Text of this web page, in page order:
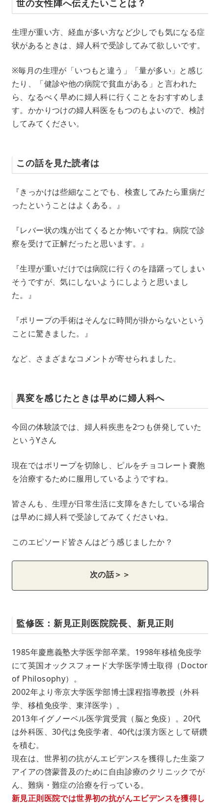
世の女性陣へ伝えたいことは？
生理が重い方、経血が多い方など少しでも気になる症
状があるときは、婦人科で受診してみて欲しいです。
※毎月の生理が「いつもと違う」「量が多い」と感じ
たり、「健診や他の病院で貧血がある」と言われた
ら、なるべく早めに婦人科に行くことをおすすめしま
す。かかりつけの婦人科医をもつのもよいので、検討
してみてください。
この話を見た読者は
『きっかけは些細なことでも、検査してみたら重病だ
ったということはよくある。』
『レバー状の塊が出てくるとか怖いですね。病院で診
察を受けて正解だったと思います。』
『生理が重いだけでは病院に行くのを躊躇ってしまい
そうですが、気にしないようにしようと思いまし
た。』
『ポリープの手術はそんなに時間が掛からないという
ことに驚きました。』
など、さまざまなコメントが寄せられました。
異変を感じたときは早めに婦人科へ
今回の体験談では、婦人科疾患を2つも併発していた
というYさん
現在ではポリープを切除し、ピルをチョコレート嚢胞
を治療するために服用しているようですね。
皆さんも、生理が日常生活に支障をきたしている場合
は早めに婦人科で受診してみてくださいね。
このエピソード皆さんはどう感じましたか？
次の話＞＞
監修医：新見正則医院院長、新見正則
1985年慶應義塾大学医学部卒業。1998年移植免疫学
にて英国オックスフォード大学医学博士取得（Doctor
of Philosophy）。
2002年より帝京大学医学部博士課程指導教授（外科
学、移植免疫学、東洋医学）。
2013年イグノーベル医学賞受賞（脳と免疫）。20代
は外科医、30代は免疫学者、40代は漢方医として研鑽
を積む。
現在は、世界初の抗がんエビデンスを獲得した生薬フ
アイアの啓蒙普及のために自由診療のクリニックでが
ん、難病・難症の治療を行っている。
新見正則医院では世界初の抗がんエビデンスを獲得し